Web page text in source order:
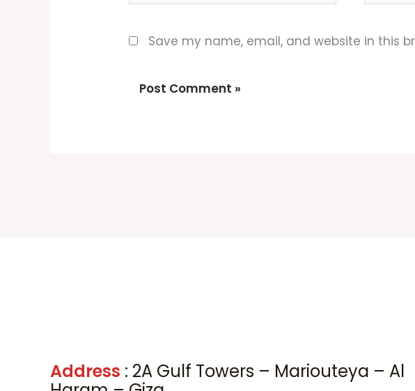
Save my name, email, and website in this
Address : 2A Gulf Towers – Mariouteya – Al